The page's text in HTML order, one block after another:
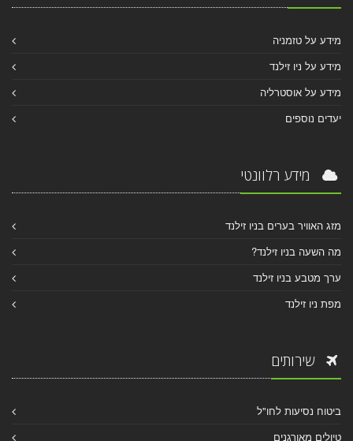
מידע על טזמניה
מידע על ניו זילנד
מידע על אוסטרליה
יעדים נוספים
מידע רלוונטי
מזג האוויר בערים בניו זילנד
מה השעה בניו זילנד?
ערך מטבע בניו זילנד
מפת ניו זילנד
שירותים
ביטוח נסיעות לחו"ל
טיולים מאורגנים